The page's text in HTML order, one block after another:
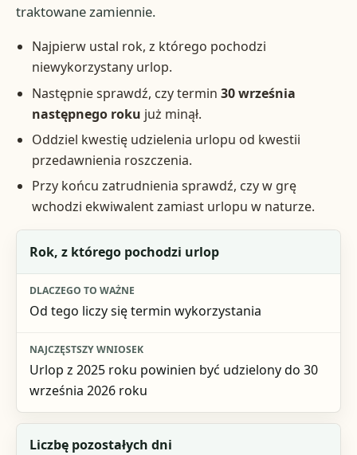
traktowane zamiennie.
Najpierw ustal rok, z którego pochodzi
niewykorzystany urlop.
Następnie sprawdź, czy termin 30 września
następnego roku już minął.
Oddziel kwestię udzielenia urlopu od kwestii
przedawnienia roszczenia.
Przy końcu zatrudnienia sprawdź, czy w grę
wchodzi ekwiwalent zamiast urlopu w naturze.
Co sprawdzić
Dlaczego to ważne
Najczęstszy wniosek
Rok, z którego pochodzi urlop
Od tego liczy się termin wykorzystania
Urlop z 2025 roku powinien być udzielony do 30
września 2026 roku
Liczbę pozostałych dni